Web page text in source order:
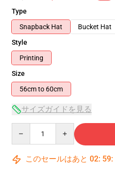
Type
Snapback Hat
Bucket Hat
Style
Printing
Size
56cm to 60cm
サイズガイドを見る
このセールはあと 02: 59: